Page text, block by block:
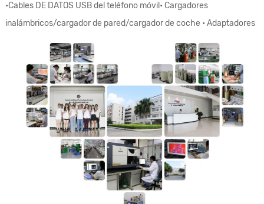
•Cables DE DATOS USB del teléfono móvil • Cargadores
inalámbricos/cargador de pared/cargador de coche • Adaptadores